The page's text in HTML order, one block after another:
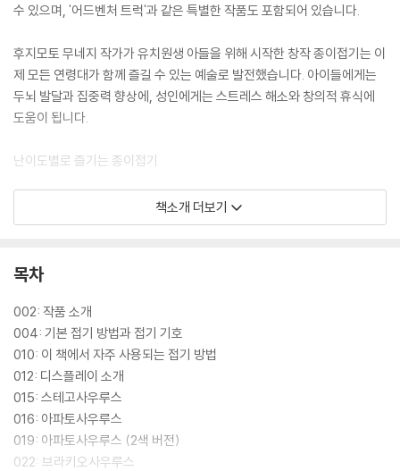
수 있으며, '어드벤처 트럭'과 같은 특별한 작품도 포함되어 있습니다.
후지모토 무네지 작가가 유치원생 아들을 위해 시작한 창작 종이접기는 이
제 모든 연령대가 함께 즐길 수 있는 예술로 발전했습니다. 아이들에게는
두뇌 발달과 집중력 향상에, 성인에게는 스트레스 해소와 창의적 휴식에
도움이 됩니다.
난이도별로 즐기는 종이접기
각 종이접기 작품마다 난이도가 별의 개수로 표시되어 있어, 초보자부터
숙련자까지 자신의 수준에 맞는 작품을 선택하여 즐길 수 있습니다.
모사우루스, 브라키오사우루스
우롤로푸스, 이구아노돈, 암모나이트, 프테라노돈, 맘모스, 트리케라톱스
- 높은 난이도(******☆, *******): 스피노사우루스, 티라노사우루스,
페가수스, 드래곤, 안킬로사우루스, 어드벤처 트럭
책소개 더보기
목차
002: 작품 소개
004: 기본 접기 방법과 접기 기호
010: 이 책에서 자주 사용되는 접기 방법
012: 디스플레이 소개
015: 스테고사우루스
016: 아파토사우루스
019: 아파토사우루스 (2색 버전)
022: 브라키오사우루스